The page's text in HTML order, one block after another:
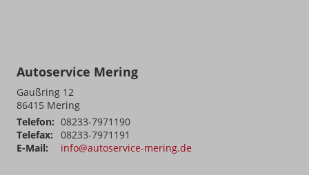
Autoservice Mering
Gaußring 12
86415 Mering
Telefon: 08233-7971190
Telefax:
08233-7971191
E-Mail:
info@autoservice-mering.de